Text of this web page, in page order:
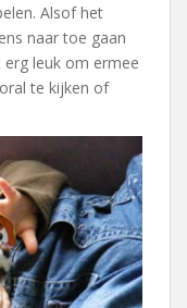
Alsof het
naar toe gaan
leuk om ermee
te kijken of